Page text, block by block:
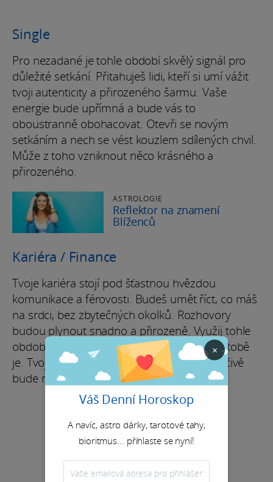
Single
Pro nezadané je tohle období skvělý signál pro
důležité setkání. Přitahuješ lidi, kteří si umí vážit
tvoji autenticity a přirozeného šarmu. Vaše
energie bude upřímná a bude vás to
oboustranně obohacovat. Otevři se novým
setkáním a nech se vést kouzlem sdílených chvil.
Může z toho vzniknout něco krásného a
přirozeného.
ASTROLOGIE
Reflektor na znamení
Blíženců
Kariéra / Finance
Tvoje kariéra stojí pod šťastnou hvězdou
komunikace a férovosti. Budeš umět říct, co máš
na srdci, bez zbytečných okolků. Rozhovory
budou plynout snadno a přirozeně. Využij tohle
období k posunu v projektech a ukaž, co v tobě
je. Tvoje schopnost mluvit jasně a přesvědčivě
bude mít výrazný dopad.
×
Váš Denní Horoskop
A navíc, astro dárky, tarotové tahy,
bioritmus... přihlaste se nyní!